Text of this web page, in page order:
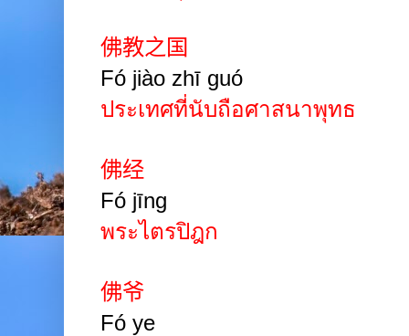
佛教之国
Fó jiào zhī guó
ประเทศที่นับถือศาสนาพุทธ
佛经
Fó jīng
พระไตรปิฎก
佛爷
Fó ye